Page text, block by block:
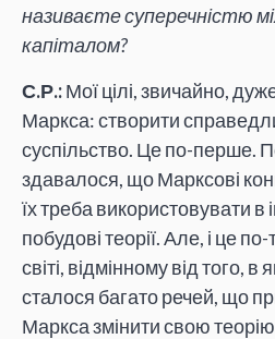
називаєте суперечністю
капіталом?
С.Р.:Мої цілі, звичайно,
Маркса: створити
суспільство. Це по-перше.
здавалося, що Марксові
їх треба використовувати в
побудові теорії. Але, і це
світі, відмінному від того,
сталося багато речей, що
Маркса змінити свою